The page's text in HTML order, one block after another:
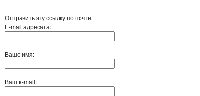
Отправить эту ссылку по почте
E-mail адресата:
Ваше имя:
Ваш e-mail: